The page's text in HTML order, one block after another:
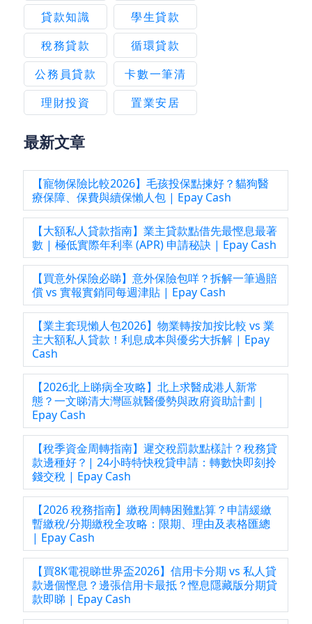
貸款知識
學生貸款
稅務貸款
循環貸款
公務員貸款
卡數一筆清
理財投資
置業安居
最新文章
【寵物保險比較2026】毛孩投保點揀好？貓狗醫
療保障、保費與續保懶人包 | Epay Cash
【大額私人貸款指南】業主貸款點借先最慳息最著
數 | 極低實際年利率 (APR) 申請秘訣 | Epay Cash
【買意外保險必睇】意外保險包咩？拆解一筆過賠
償 vs 實報實銷同每週津貼 | Epay Cash
【業主套現懶人包2026】物業轉按加按比較 vs 業
主大額私人貸款！利息成本與優劣大拆解 | Epay
Cash
【2026北上睇病全攻略】北上求醫成港人新常
態？一文睇清大灣區就醫優勢與政府資助計劃 |
Epay Cash
【稅季資金周轉指南】遲交稅罰款點樣計？稅務貸
款邊種好？| 24小時特快稅貸申請：轉數快即刻拎
錢交稅 | Epay Cash
【2026 稅務指南】繳稅周轉困難點算？申請緩繳
暫繳稅/分期繳稅全攻略：限期、理由及表格匯總
| Epay Cash
【買8K電視睇世界盃2026】信用卡分期 vs 私人貸
款邊個慳息？邊張信用卡最抵？慳息隱藏版分期貸
款即睇 | Epay Cash